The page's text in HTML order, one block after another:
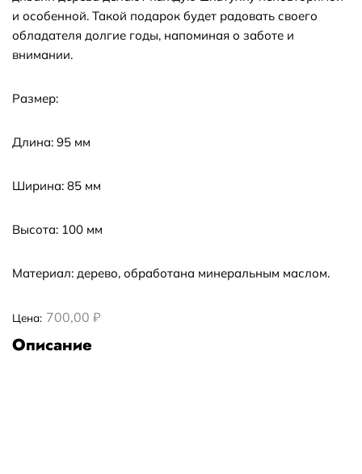
и особенной. Такой подарок будет радовать своего
обладателя долгие годы, напоминая о заботе и
внимании.
Размер:
Длина: 95 мм
Ширина: 85 мм
Высота: 100 мм
Материал: дерево, обработана минеральным маслом.
Цена: 700,00 ₽
Описание